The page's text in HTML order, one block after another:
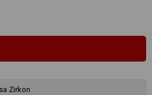
Zirkon